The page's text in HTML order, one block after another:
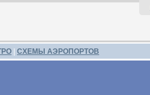
СХЕМЫ АЭРОПОРТОВ